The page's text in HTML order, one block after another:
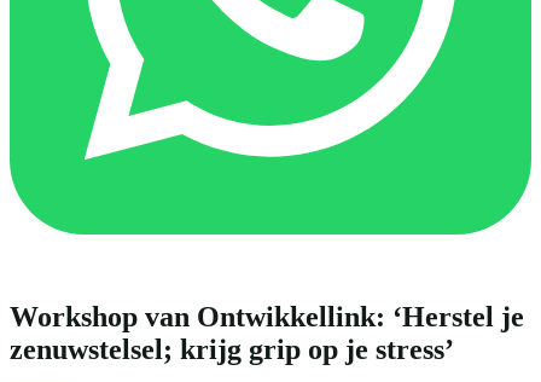
Workshop van Ontwikkellink: ‘Herstel je
zenuwstelsel; krijg grip op je stress’